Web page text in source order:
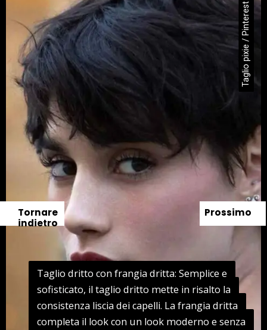
Taglio dritto con frangia dritta: Semplice e
sofisticato, il taglio dritto mette in risalto la
consistenza liscia dei capelli. La frangia dritta
completa il look con un look moderno e senza
Taglio dritto con frangia dritta: Semplice e
sofisticato, il taglio dritto mette in risalto la
consistenza liscia dei capelli. La frangia dritta
completa il look con un look moderno e senza
Prossimo
Tornare
indietro
Taglio pixie / Pinterest